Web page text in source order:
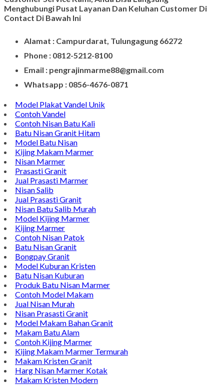
Menghubungi Pusat Layanan Dan Keluhan Customer Di
Contact Di Bawah Ini
Alamat : Campurdarat, Tulungagung 66272
Phone : 0812-5212-8100
Email : pengrajinmarme88@gmail.com
Whatsapp : 0856-4676-0871
Model Plakat Vandel Unik
Contoh Vandel
Contoh Nisan Batu Kali
Batu Nisan Granit Hitam
Model Batu Nisan
Kijing Makam Marmer
Nisan Marmer
Prasasti Granit
Jual Prasasti Marmer
Nisan Salib
Jual Prasasti Granit
Nisan Batu Salib Murah
Model Kijing Marmer
Kijing Marmer
Contoh Nisan Patok
Batu Nisan Granit
Bongpay Granit
Model Kuburan Kristen
Batu Nisan Kuburan
Produk Batu Nisan Marmer
Contoh Model Makam
Jual Nisan Murah
Nisan Prasasti Granit
Model Makam Bahan Granit
Makam Batu Alam
Contoh Kijing Marmer
Kijing Makam Marmer Termurah
Makam Kristen Granit
Harg Nisan Marmer Kotak
Makam Kristen Modern